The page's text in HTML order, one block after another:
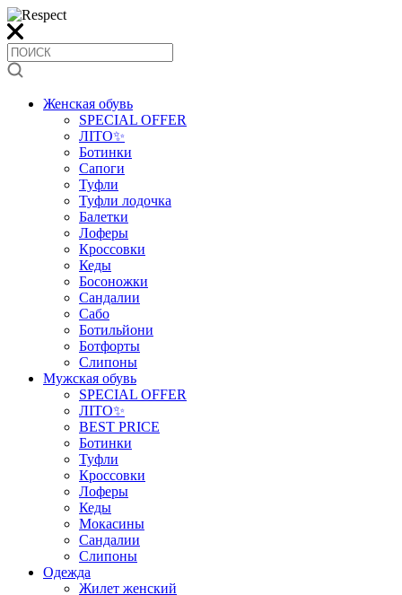
Женская обувь
SPECIAL OFFER
ЛІТО✨
Ботинки
Сапоги
Туфли
Туфли лодочка
Балетки
Лоферы
Кроссовки
Кеды
Босоножки
Сандалии
Сабо
Ботильйони
Ботфорты
Слипоны
Мужская обувь
SPECIAL OFFER
ЛІТО✨
BEST PRICE
Ботинки
Туфли
Кроссовки
Лоферы
Кеды
Мокасины
Сандалии
Слипоны
Одежда
Жилет женский